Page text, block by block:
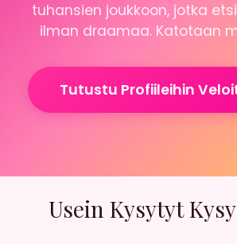
tuhansien joukkoon, jotka
ilman draamaa. Katotaan
Tutustu Profiileihin
Usein Kysytyt